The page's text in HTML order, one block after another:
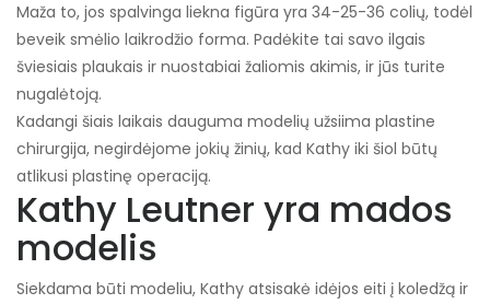
Maža to, jos spalvinga liekna figūra yra 34-25-36 colių, todėl
beveik smėlio laikrodžio forma. Padėkite tai savo ilgais
šviesiais plaukais ir nuostabiai žaliomis akimis, ir jūs turite
nugalėtoją.
Kadangi šiais laikais dauguma modelių užsiima plastine
chirurgija, negirdėjome jokių žinių, kad Kathy iki šiol būtų
atlikusi plastinę operaciją.
Kathy Leutner yra mados
modelis
Siekdama būti modeliu, Kathy atsisakė idėjos eiti į koledžą ir